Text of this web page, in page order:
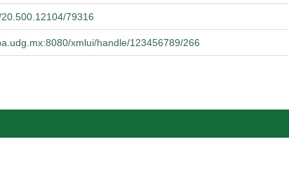
79316
xmlui/handle/123456789/266